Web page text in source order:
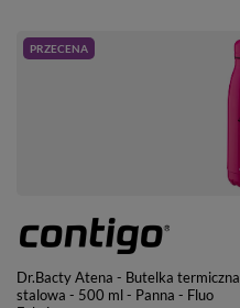
PRZECENA
Dr.Bacty Atena - Butelka termiczna
stalowa - 500 ml - Panna - Fluo